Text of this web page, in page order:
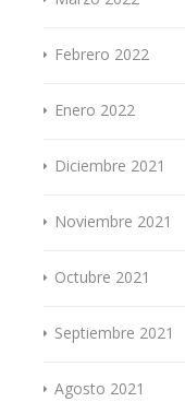
Febrero 2022
Enero 2022
Diciembre 2021
Noviembre 2021
Octubre 2021
Septiembre 2021
Agosto 2021